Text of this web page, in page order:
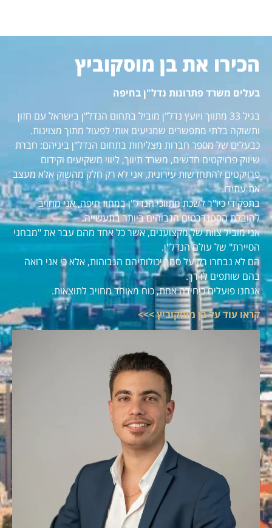
הכירו את בן מוסקוביץ
בעלים משרד פתרונות נדל"ן בחיפה
בגיל 33 מתווך ויועץ נדל"ן מוביל בתחום הנדל"ן בישראל עם חזון
ותשוקה בלתי מתפשרים שמניעים אותי לפעול מתוך מצוינות.
כבעלים של מספר חברות מצליחות בתחום הנדל"ן ביניהם: חברת
שיווק פרויקטים חדשים, משרד תיווך, ליווי משקיעים וקידום
פרויקטים להתחדשות עירונית, אני לא רק חלק מהשוק אלא מעצב
את עתידו.
בתפקידי כיו"ר לשכת מתווכי הנדל"ן במחוז חיפה, אני מחויב
להובלת הסטנדרטים הגבוהים ביותר בתעשייה.
אני מוביל צוות של מקצוענים, אשר כל אחד מהם עבר את "מבחני
הסיירת" של עולם הנדל"ן.
הם לא נבחרו רק על סמך יכולותיהם הגבוהות, אלא כי אני רואה
בהם שותפים לדרך.
אנחנו פועלים כיחידה אחת, כוח מאוחד מחויב לתוצאות.
קראו עוד על בן מוסקוביץ >>>